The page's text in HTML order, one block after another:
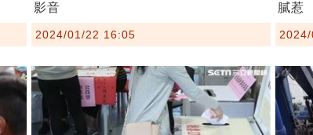
影音
2024/01/22 16:05
膩惹